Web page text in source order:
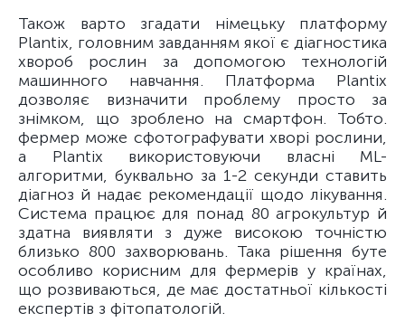
Також варто згадати німецьку платформу
Plantix, головним завданням якої є діагностика
хвороб рослин за допомогою технологій
машинного навчання. Платформа Plantix
дозволяє визначити проблему просто за
знімком, що зроблено на смартфон. Тобто.
фермер може сфотографувати хворі рослини,
а Plantix використовуючи власні ML-
алгоритми, буквально за 1-2 секунди ставить
діагноз й надає рекомендації щодо лікування.
Система працює для понад 80 агрокультур й
здатна виявляти з дуже високою точністю
близько 800 захворювань. Така рішення буте
особливо корисним для фермерів у країнах,
що розвиваються, де має достатньої кількості
експертів з фітопатологій.